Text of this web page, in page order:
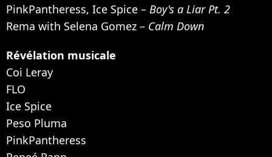
PinkPantheress, Ice Spice – Boy's a Liar Pt. 2
Rema with Selena Gomez – Calm Down
Révélation musicale
Coi Leray
FLO
Ice Spice
Peso Pluma
PinkPantheress